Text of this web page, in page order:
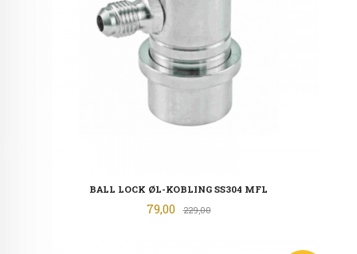
BALL LOCK ØL-KOBLING SS304 MFL
Tilbud
79,00 229,00Rabatt